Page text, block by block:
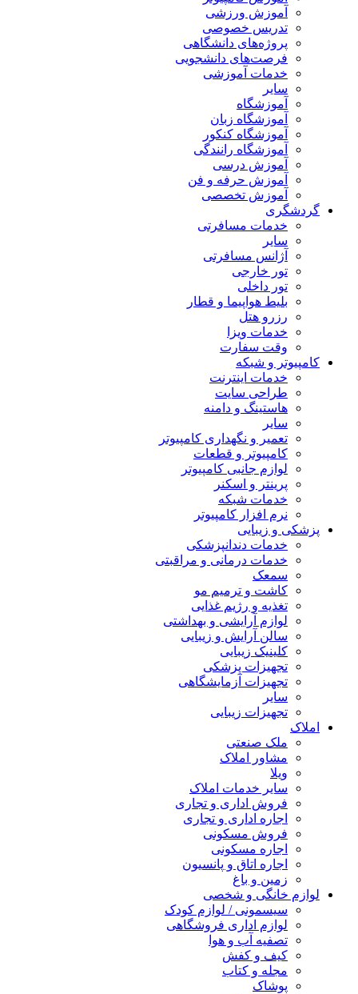
آموزش ورزشی
تدریس خصوصی
پروژه‌های دانشگاهی
فرصت‌های دانشجویی
خدمات آموزشی
سایر
آموزشگاه
آموزشگاه زبان
آموزشگاه کنکور
آموزشگاه رانندگی
آموزش درسی
آموزش حرفه و فن
آموزش تخصصی
گردشگری
خدمات مسافرتی
سایر
آژانس مسافرتی
تور خارجی
تور داخلی
بلیط هواپیما و قطار
رزرو هتل
خدمات ویزا
وقت سفارت
کامپیوتر و شبکه
خدمات اینترنت
طراحی سایت
هاستینگ و دامنه
سایر
تعمیر و نگهداری کامپیوتر
کامپیوتر و قطعات
لوازم جانبی کامپیوتر
پرینتر و اسکنر
خدمات شبکه
نرم افزار کامپیوتر
پزشکی و زیبایی
خدمات دندانپزشکی
خدمات درمانی و مراقبتی
سمعک
کاشت و ترمیم مو
تغذیه و رژیم غذایی
لوازم آرایشی و بهداشتی
سالن آرایش و زیبایی
کلینیک زیبایی
تجهیزات پزشکی
تجهیزات آزمایشگاهی
سایر
تجهیزات زیبایی
املاک
ملک صنعتی
مشاور املاک
ویلا
سایر خدمات املاک
فروش اداری و تجاری
اجاره اداری و تجاری
فروش مسکونی
اجاره مسکونی
اجاره اتاق و پانسیون
زمین و باغ
لوازم خانگی و شخصی
سیسمونی / لوازم کودک
لوازم اداری فروشگاهی
تصفیه آب و هوا
کیف و کفش
مجله و کتاب
پوشاک